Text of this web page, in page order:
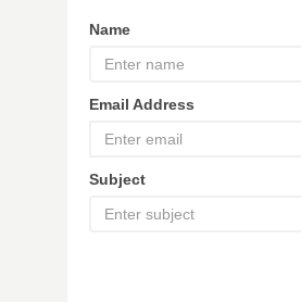
Name
Email Address
Subject